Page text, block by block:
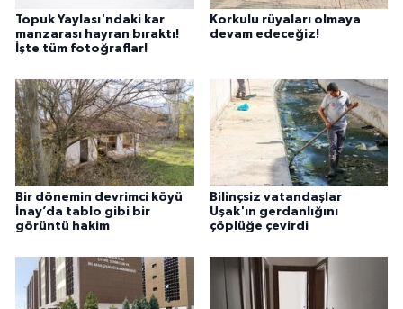
Topuk Yaylası'ndaki kar
manzarası hayran bıraktı!
İşte tüm fotoğraflar!
Korkulu rüyaları olmaya
devam edeceğiz!
Bir dönemin devrimci köyü
İnay’da tablo gibi bir
görüntü hakim
Bilinçsiz vatandaşlar
Uşak'ın gerdanlığını
çöplüğe çevirdi